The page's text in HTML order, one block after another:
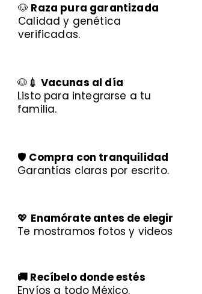
🐶 Raza pura garantizada
Calidad y genética
verificadas.
🐶 💉 Vacunas al día
Listo para integrarse a tu
familia.
🛡️ Compra con tranquilidad
Garantías claras por escrito.
💖 Enamórate antes de elegir
Te mostramos fotos y videos
🚚 Recíbelo donde estés
Envíos a todo México.